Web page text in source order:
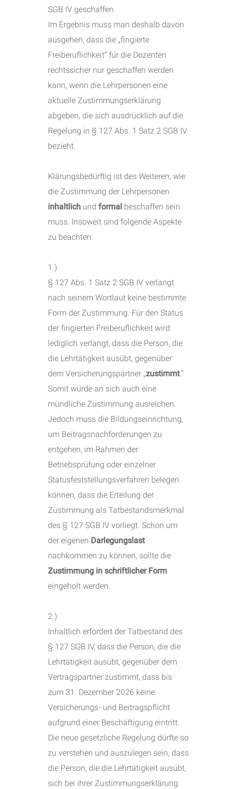
SGB IV geschaffen.
Im Ergebnis muss man deshalb davon
ausgehen, dass die „fingierte
Freiberuflichkeit“ für die Dozenten
rechtssicher nur geschaffen werden
kann, wenn die Lehrpersonen eine
aktuelle Zustimmungserklärung
abgeben, die sich ausdrücklich auf die
Regelung in § 127 Abs. 1 Satz 2 SGB IV
bezieht.
Klärungsbedürftig ist des Weiteren, wie
die Zustimmung der Lehrpersonen
inhaltlichund formal beschaffen sein
muss. Insoweit sind folgende Aspekte
zu beachten:
1.)
§ 127 Abs. 1 Satz 2 SGB IV verlangt
nach seinem Wortlaut keine bestimmte
Form der Zustimmung. Für den Status
der fingierten Freiberuflichkeit wird
lediglich verlangt, dass die Person, die
die Lehrtätigkeit ausübt, gegenüber
dem Versicherungspartner „zustimmt.“
Somit würde an sich auch eine
mündliche Zustimmung ausreichen.
Jedoch muss die Bildungseinrichtung,
um Beitragsnachforderungen zu
entgehen, im Rahmen der
Betriebsprüfung oder einzelner
Statusfeststellungsverfahren belegen
können, dass die Erteilung der
Zustimmung als Tatbestandsmerkmal
des § 127 SGB IV vorliegt. Schon um
der eigenen Darlegungslast
nachkommen zu können, sollte die
Zustimmung in schriftlicher Form
eingeholt werden.
2.)
Inhaltlich erfordert der Tatbestand des
§ 127 SGB IV, dass die Person, die die
Lehrtätigkeit ausübt, gegenüber dem
Vertragspartner zustimmt, dass bis
zum 31. Dezember 2026 keine
Versicherungs- und Beitragspflicht
aufgrund einer Beschäftigung eintritt.
Die neue gesetzliche Regelung dürfte so
zu verstehen und auszulegen sein, dass
die Person, die die Lehrtätigkeit ausübt,
sich bei ihrer Zustimmungserklärung